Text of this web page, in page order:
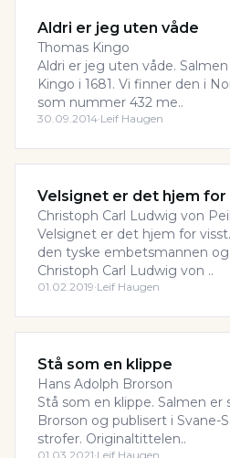
Aldri er jeg uten våde
Thomas Kingo
Aldri er jeg uten våde.
Kingo i 1681. Vi finner den i
som nummer 432 me..
30.09.2014·Leif Haugen
Velsignet er det hjem for
Christoph Carl Ludwig von Peil
Velsignet er det hjem for
den tyske embetsmannen
Christoph Carl Ludwig von ..
01.02.2019·Leif Haugen
Stå som en klippe
Hans Adolph Brorson
Stå som en klippe. Salmen er
Brorson og publisert i Svane-
strofer. Originaltittelen..
01.03.2021·Leif Haugen